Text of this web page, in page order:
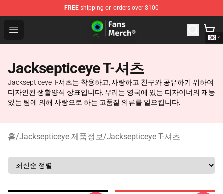
FREE shipping on orders over $100
Open menu
Jacksepticeye Store - Official Jacksepticeye
Jacksepticeye T-셔츠
Jacksepticeye T-셔츠는 착용하고, 사랑하고 친구와 공유하기 위하여
디자인된 생활양식 상표입니다. 우리는 영국에 있는 디자이너의 재능
있는 팀에 의해 사랑으로 하는 고품질 의류를 일으킵니다.
홈/Jacksepticeye 제품정보/Jacksepticeye T-셔츠